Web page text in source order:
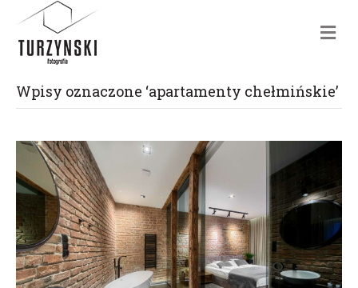
m
e
Wpisy oznaczone ‘apartamenty chełmińskie’